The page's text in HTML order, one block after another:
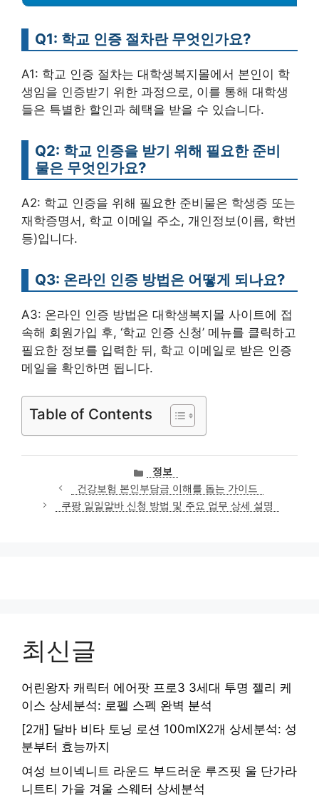
Q1: 학교 인증 절차란 무엇인가요?
A1: 학교 인증 절차는 대학생복지몰에서 본인이 학
생임을 인증받기 위한 과정으로, 이를 통해 대학생
들은 특별한 할인과 혜택을 받을 수 있습니다.
Q2: 학교 인증을 받기 위해 필요한 준비
물은 무엇인가요?
A2: 학교 인증을 위해 필요한 준비물은 학생증 또는
재학증명서, 학교 이메일 주소, 개인정보(이름, 학번
등)입니다.
Q3: 온라인 인증 방법은 어떻게 되나요?
A3: 온라인 인증 방법은 대학생복지몰 사이트에 접
속해 회원가입 후, ‘학교 인증 신청’ 메뉴를 클릭하고
필요한 정보를 입력한 뒤, 학교 이메일로 받은 인증
메일을 확인하면 됩니다.
Table of Contents
카
테
고
리
정보
건강보험 본인부담금 이해를 돕는 가이드
쿠팡 일일알바 신청 방법 및 주요 업무 상세 설명
최신글
어린왕자 캐릭터 에어팟 프로3 3세대 투명 젤리 케
이스 상세분석: 로펠 스펙 완벽 분석
[2개] 달바 비타 토닝 로션 100mlX2개 상세분석: 성
분부터 효능까지
여성 브이넥니트 라운드 부드러운 루즈핏 울 단가라
니트티 가을 겨울 스웨터 상세분석